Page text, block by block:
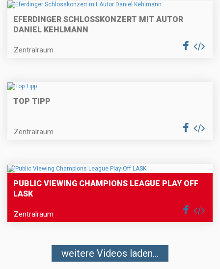
EFERDINGER SCHLOSSKONZERT MIT AUTOR
DANIEL KEHLMANN
Zentralraum
TOP TIPP
Zentralraum
PUBLIC VIEWING CHAMPIONS LEAGUE PLAY OFF
LASK
Zentralraum
weitere Videos laden...